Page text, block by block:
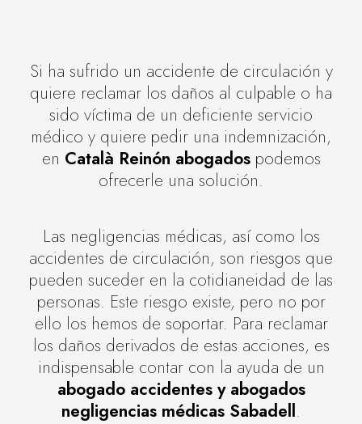
Si ha sufrido un accidente de circulación y
quiere reclamar los daños al culpable o ha
sido víctima de un deficiente servicio
médico y quiere pedir una indemnización,
en Català Reinón abogadospodemos
ofrecerle una solución.
Las negligencias médicas, así como los
accidentes de circulación, son riesgos que
pueden suceder en la cotidianeidad de las
personas. Este riesgo existe, pero no por
ello los hemos de soportar. Para reclamar
los daños derivados de estas acciones, es
indispensable contar con la ayuda de un
abogado accidentes y abogados
negligencias médicas Sabadell.